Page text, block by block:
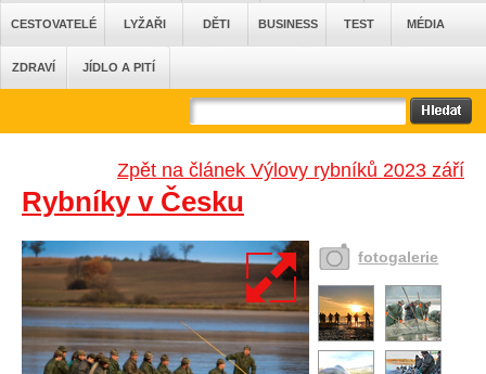
CESTOVATELÉ LYŽAŘI DĚTI BUSINESS TEST MÉDIA
ZDRAVÍ JÍDLO A PITÍ
Zpět na článek Výlovy rybníků 2023 září
Rybníky v Česku
fotogalerie